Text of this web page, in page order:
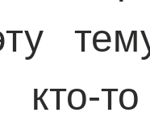
кто-